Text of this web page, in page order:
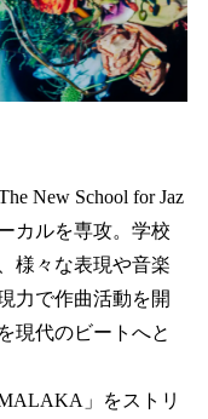
New School for Jaz
カルを専攻。学校
様々な表現や音楽
力で作曲活動を開
現代のビートへと
」をストリ